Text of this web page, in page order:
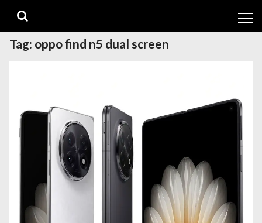
navigation
content
Tag: oppo find n5 dual screen